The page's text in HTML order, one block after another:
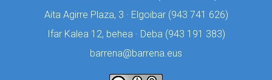
Aita Agirre Plaza, 3 · Elgoibar (943 741 626)
Ifar Kalea 12, behea · Deba (943 191 383)
barrena@barrena.eus